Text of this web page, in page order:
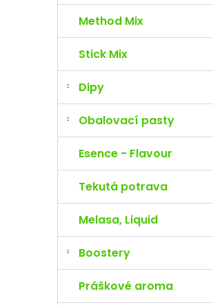
Method Mix
Stick Mix
Dipy
Obalovací pasty
Esence - Flavour
Tekutá potrava
Melasa, Liquid
Boostery
Práškové aroma